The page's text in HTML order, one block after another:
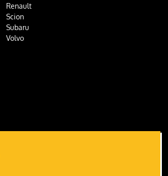
Renault
Scion
Subaru
Volvo